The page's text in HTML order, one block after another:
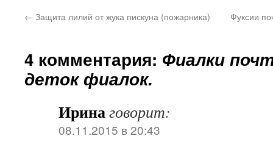
← Защита лилий от жука пискуна (пожарника) Фуксии
4 комментария: Фиалки
деток фиалок.
Иринаговорит:
08.11.2015 в 20:43